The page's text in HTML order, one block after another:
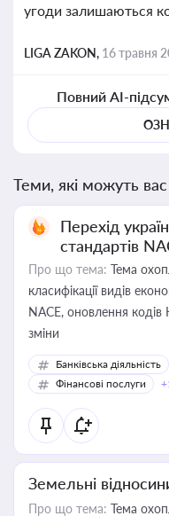
угоди залишаються
LIGA ZAKON, 16 травня
Повний AI-
Теми, які можуть вас
Перехід
стандартів
Про що тема: Тема
класифікації видів
NACE, оновлення
зміни
Банківська діяльність
Фінансові послуги
Земельні
Про що тема: Тема